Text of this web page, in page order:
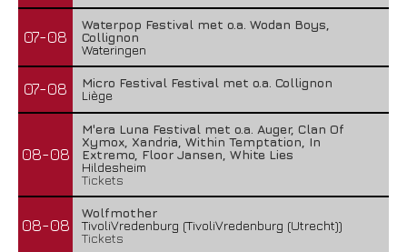
07-08
Waterpop Festival met o.a. Wodan Boys,
Collignon
Wateringen
07-08
Micro Festival Festival met o.a. Collignon
Liège
08-08
M'era Luna Festival met o.a. Auger, Clan Of
Xymox, Xandria, Within Temptation, In
Extremo, Floor Jansen, White Lies
Hildesheim
Tickets
08-08
Wolfmother
TivoliVredenburg (TivoliVredenburg (Utrecht))
Tickets